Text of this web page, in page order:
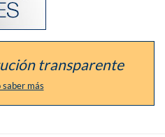
transparente
saber más